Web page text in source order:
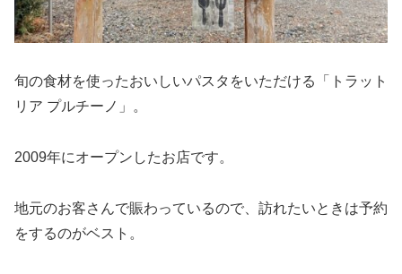
旬の食材を使ったおいしいパスタをいただける「トラット
リア プルチーノ」。
2009年にオープンしたお店です。
地元のお客さんで賑わっているので、訪れたいときは予約
をするのがベスト。